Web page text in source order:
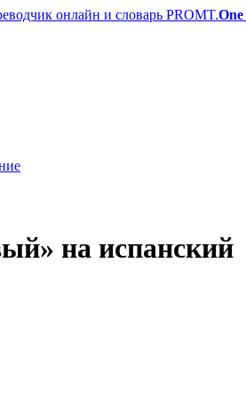
PROMT.One
на испанский